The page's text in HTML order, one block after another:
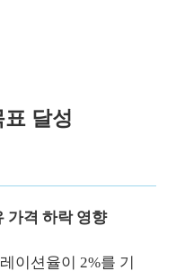
달성
가격 하락 영향
이션율이 2%를 기